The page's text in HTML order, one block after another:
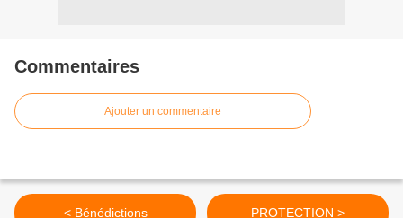
Commentaires
Ajouter un commentaire
< Bénédictions PROTECTION >